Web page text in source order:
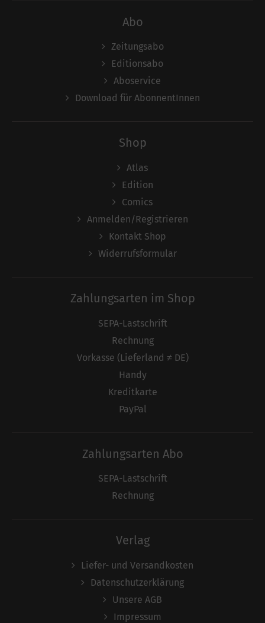
Abo
Zeitungsabo
Editionsabo
Aboservice
Download für AbonnentInnen
Shop
Atlas
Edition
Comics
Anmelden/Registrieren
Kontakt Shop
Widerrufsformular
Zahlungsarten im Shop
SEPA-Lastschrift
Rechnung
Vorkasse (Lieferland ≠ DE)
Handy
Kreditkarte
PayPal
Zahlungsarten Abo
SEPA-Lastschrift
Rechnung
Verlag
Liefer- und Versandkosten
Datenschutzerklärung
Unsere AGB
Impressum